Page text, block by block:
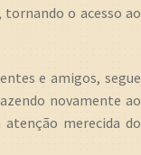
tornando o acesso ao
e amigos, segue
novamente ao
merecida do